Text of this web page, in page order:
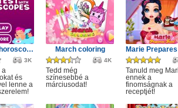
Love test horoscopes
3K
a
és
lenne a
March coloring
4K
Tedd még
színesebbé a
márciusodat!
Tanuld meg
ennek a
finomságnak a
receptjét!